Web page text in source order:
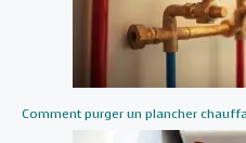
Comment purger un plancher